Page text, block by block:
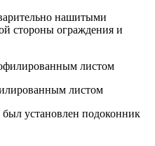
нашитыми
стороны ограждения и
листом
установлен подоконник